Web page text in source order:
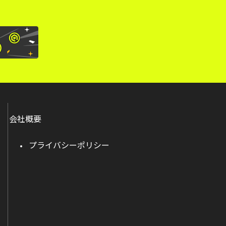
会社概要
プライバシーポリシー